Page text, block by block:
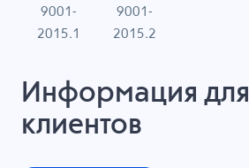
9001-
2015.1
9001-
2015.2
Информация для
клиентов